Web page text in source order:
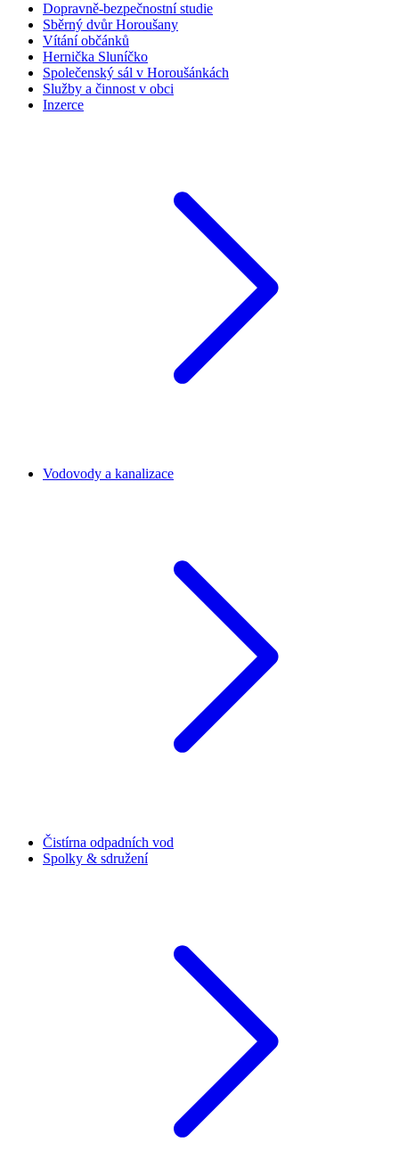
Dopravně-bezpečnostní studie
Sběrný dvůr Horoušany
Vítání občánků
Hernička Sluníčko
Společenský sál v Horoušánkách
Služby a činnost v obci
Inzerce
Vodovody a kanalizace
Čistírna odpadních vod
Spolky & sdružení